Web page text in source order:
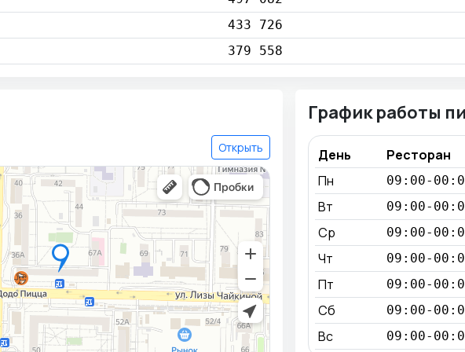
433 726
379 558
Открыть
График работы
День
Ресторан
Пн
09:00-
Вт 09:00-
Ср 09:00-
Чт 09:00-
Пт 09:00-
Сб 09:00-
Вс 09:00-